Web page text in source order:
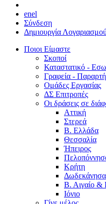
enel
Σύνδεση
Δημιουργία
Ποιοι Είμαστε
Σκοποί
Καταστατικό -
Γραφεία -
Ομάδες Εργασίας
ΔΣ Επιτροπές
Οι δράσεις σε
Αττική
Στερεά
Β. Ελλάδα
Θεσσαλία
Ήπειρος
Κρήτη
Δωδεκάνησα
Β. Αιγαίο &
Ιόνιο